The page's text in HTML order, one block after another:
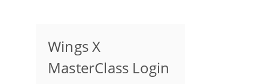
Wings X
MasterClass Login